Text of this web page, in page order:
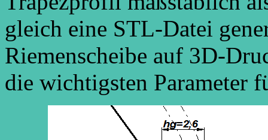
gleich eine STL-Datei
Riemenscheibe auf 3D-
die wichtigsten Parameter